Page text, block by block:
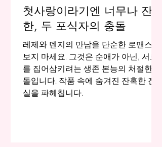
첫사랑이라기엔 너무나 잔급
한, 두 포식자의 충돌
레제와 덴지의 만남을 단순한 로맨스로
보지 마세요. 그것은 순애가 아닌, 서로
를 집어삼키려는 생존 본능의 처절한 충
돌입니다. 작품 속에 숨겨진 잔혹한 진
실을 파헤칩니다.